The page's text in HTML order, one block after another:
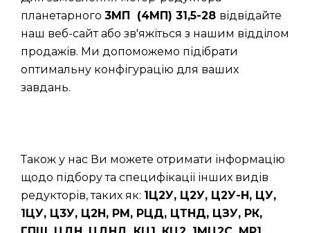
планетарного 3МП (4МП) 31,5-28 відвідайте
наш веб-сайт або зв'яжіться з нашим відділом
продажів. Ми допоможемо підібрати
оптимальну конфігурацію для ваших
завдань.
Також у нас Ви можете отримати інформацію
щодо підбору та специфікації інших видів
редукторів, таких як: 1Ц2У, Ц2У, Ц2У-Н, ЦУ,
1ЦУ, Ц3У, Ц2Н, РМ, РЦД, ЦТНД, ЦЗУ, РК,